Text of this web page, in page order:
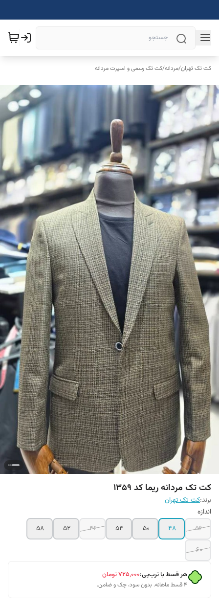
کت تک تهران/مردانه/کت تک رسمی و اسپرت مردانه
کت تک مردانه ریما کد ۱۳۵9
برند:کت تک تهران
اندازه
۵۶
۴۸ ۵۰ ۵۴ ۴۶ ۵۲
۵۸
۶۰
هر قسط با ترب‌پی:۷۲۵٬۰۰۰تومان
۴ قسط ماهانه. بدون سود، چک و ضامن.